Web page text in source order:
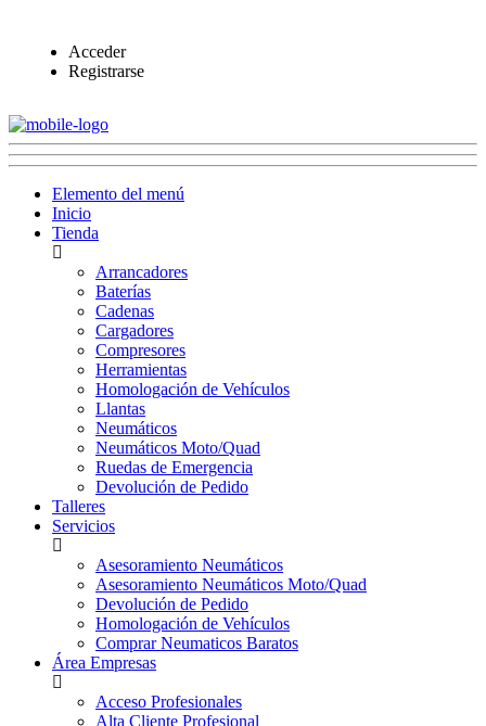
Acceder
Registrarse
Elemento del menú
Inicio
Tienda
Arrancadores
Baterías
Cadenas
Cargadores
Compresores
Herramientas
Homologación de Vehículos
Llantas
Neumáticos
Neumáticos Moto/Quad
Ruedas de Emergencia
Devolución de Pedido
Talleres
Servicios
Asesoramiento Neumáticos
Asesoramiento Neumáticos Moto/Quad
Devolución de Pedido
Homologación de Vehículos
Comprar Neumaticos Baratos
Área Empresas
Acceso Profesionales
Alta Cliente Profesional